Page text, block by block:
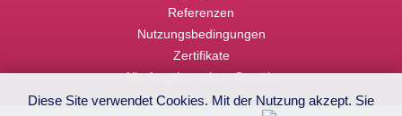
Referenzen
Nutzungsbedingungen
Zertifikate
Alle Angaben ohne Gewähr
Diese Site verwendet Cookies. Mit der Nutzung akzept. Sie